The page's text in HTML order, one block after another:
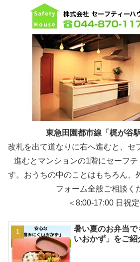
東急田園都市線「梶が谷
改札を出て道なりに右へ進むと、セ
進むとマンションの1階にセーフテ
す。おうちの中のことはもちろん、
フォーム全般ご相談く
＜8:00-17:00 日祝定
暑い夏のお弁当で
いおかず」をご紹